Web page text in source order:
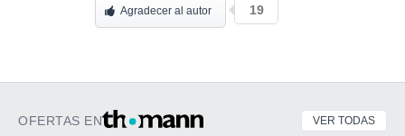
Agradecer al autor 19
OFERTAS EN VER TODAS